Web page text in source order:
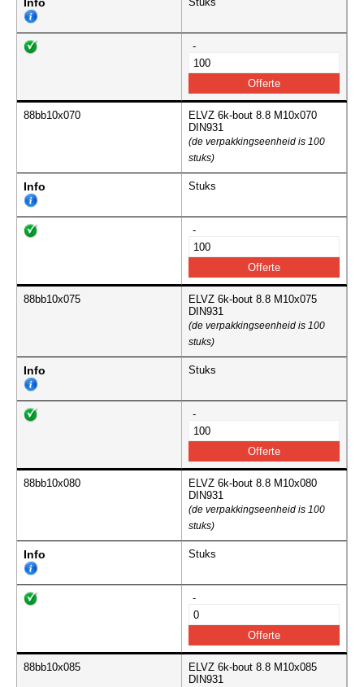
-
88bb10x070
ELVZ 6k-bout 8.8 M10x070
DIN931
(de verpakkingseenheid is 100
stuks)
Info Stuks
-
88bb10x075
ELVZ 6k-bout 8.8 M10x075
DIN931
(de verpakkingseenheid is 100
stuks)
Info Stuks
-
88bb10x080
ELVZ 6k-bout 8.8 M10x080
DIN931
(de verpakkingseenheid is 100
stuks)
Info Stuks
-
88bb10x085
ELVZ 6k-bout 8.8 M10x085
DIN931